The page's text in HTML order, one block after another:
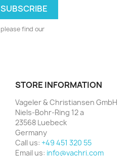
find our
STORE INFORMATION
Vageler & Christiansen GmbH
Niels-Bohr-Ring 12 a
23568 Luebeck
Germany
Call us: +49 451 320 55
Email us: info@vachri.com